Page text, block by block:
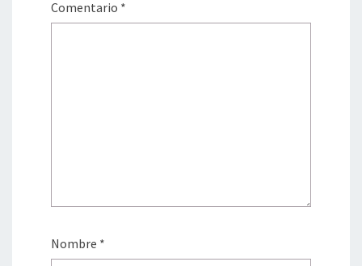
Comentario *
Nombre *